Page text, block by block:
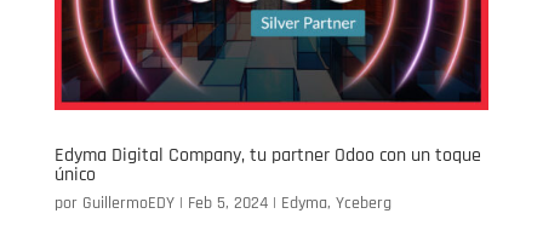
Edyma Digital Company, tu partner Odoo con un toque
único
por GuillermoEDY| Feb 5, 2024| Edyma, Yceberg